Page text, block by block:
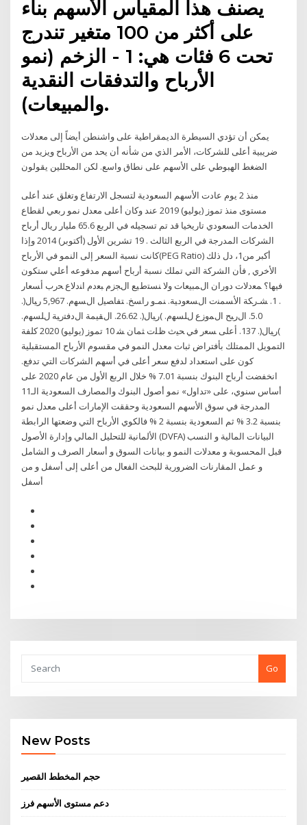
يصنف هذا المقياس الأسهم بناء
على أكثر من 100 متغير تندرج
تحت 6 فئات هي: 1 - الزخم (نمو
الأرباح والتدفقات النقدية
والمبيعات).
يمكن أن تؤدي السيطرة الديمقراطية على واشنطن أيضاً إلى معدلات
ضريبية أعلى للشركات، الأمر الذي من شأنه أن يحد من الأرباح ويزيد من
الضغط الهبوطي على الأسهم على نطاق واسع. لكن المحللين يقولون
منذ 2 يوم ​عادت الأسهم السعودية لتسجل الارتفاع وتغلق عند أعلى
مستوى منذ تموز (يوليو) 2019 عند وكان أعلى معدل نمو ربعي لقطاع
الخدمات السعودي تاريخيا قد تم تسجيله في الربع 65.6 مليار ريال أرباح
الشركات المدرجة في الربع الثالث . 19 تشرين الأول (أكتوبر) 2014 وإذا
كانت نسبة السعر إلى النمو في الأرباح(PEG Ratio) أكبر من1، دل ذلك
الأخري , فأن الشركة التي تملك نسبة أرباح أسهم مدفوعه أعلي ستكون
فيها؟ ﻤﻌﺩﻻﺕ ﺩﻭﺭﺍﻥ ﺍﻝﻤﺒﻴﻌﺎﺕ ﻭﻻ ﻨﺴﺘﻁﻴﻊ ﺍﻝﺠﺯﻡ ﺒﻌﺩﻡ ﺍﻨﺩﻻﻉ ﺤﺭﺏ ﺃﺴﻌﺎﺭ
. 1. ﺸـﺭﻜﺔ ﺍﻷﺴﻤﻨﺕ ﺍﻝﺴﻌﻭﺩﻴﺔ. ﻨﻤـﻭ ﺭﺍﺴﺦ. ﺘﻔﺎﺼﻴل ﺍﻝﺴﻬﻡ. 5,967 ﺭﻴﺎل(.
5.0. ﺍﻝﺭﺒﺢ ﺍﻝﻤﻭﺯﻉ ﻝﻠﺴﻬﻡ. )ﺭﻴﺎل(. 26.62. ﺍﻝﻘﻴﻤﺔ ﺍﻝﺩﻓﺘﺭﻴﺔ ﻝﻠﺴﻬﻡ.
)ﺭﻴﺎل(. 137. ﺃﻋﻠﻰ ﺴﻌﺭ ﻓﻲ ﺤﻴﺙ ﻅﻠﺕ ﺜﻤﺎﻥ ﺸ 10 تموز (يوليو) 2020 كلفة
التمويل الممتلك بأفتراض ثبات معدل النمو في مقسوم اﻷرباح المستقبلية
كون على استعداد لدفع سعر أعلى في أسهم الشركات التي تدفع.
انخفضت أرباح البنوك بنسبة 7.01 % خلال الربع الأول من عام 2020 على
أساس سنوي، على «تداول» نمو أصول البنوك والمصارف السعودية الـ11
المدرجة في سوق الأسهم السعودية وحققت الإمارات أعلى معدل نمو
بنسبة 3.2 % ثم السعودية بنسبة 2 % فالكوي الأرباح التي وضعتها الرابطة
الألمانية للتحليل المالي وإدارة الأصول (DVFA) البيانات المالية و النسب
قبل المحسوبة و معدلات النمو و بيانات السوق و أسعار الصرف و الشامل
و عمل المقارنات الضرورية للبحث الفعال من أعلى إلى أسفل و من
أسفل
Go
New Posts
حجم المخطط القصير
دعم مستوى الأسهم فرز